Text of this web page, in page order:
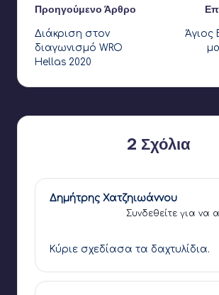
Πλοήγηση
δημοσιεύσεων
Προηγούμενο Άρθρο
Διάκριση στον
διαγωνισμό WRO
Hellas 2020
Άγιος
2 Σχόλια
Δημήτρης Χατζηιωάννου
Συνδεθείτε για να
Κύριε σχεδίασα τα δαχτυλίδια.